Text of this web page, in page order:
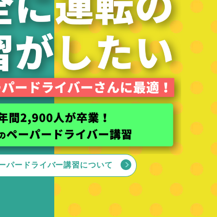
パードライバー講習について